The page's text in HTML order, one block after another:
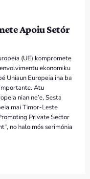
(UE) kompromete
ekonomiku
Uniaun Europeia iha ba
Atu
nian ne’e, Sesta
mai Timor-Leste
Private Sector
no halo mós serimónia